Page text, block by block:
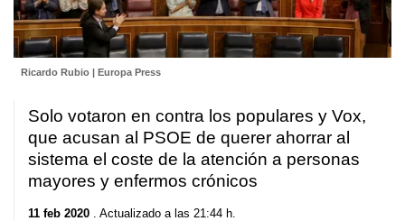
Ricardo Rubio | Europa Press
Solo votaron en contra los populares y Vox,
que acusan al PSOE de querer ahorrar al
sistema el coste de la atención a personas
mayores y enfermos crónicos
11 feb 2020 . Actualizado a las 21:44 h.